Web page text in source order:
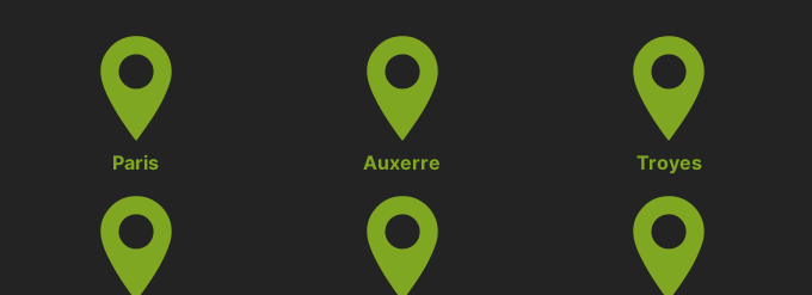
Paris Auxerre Troyes